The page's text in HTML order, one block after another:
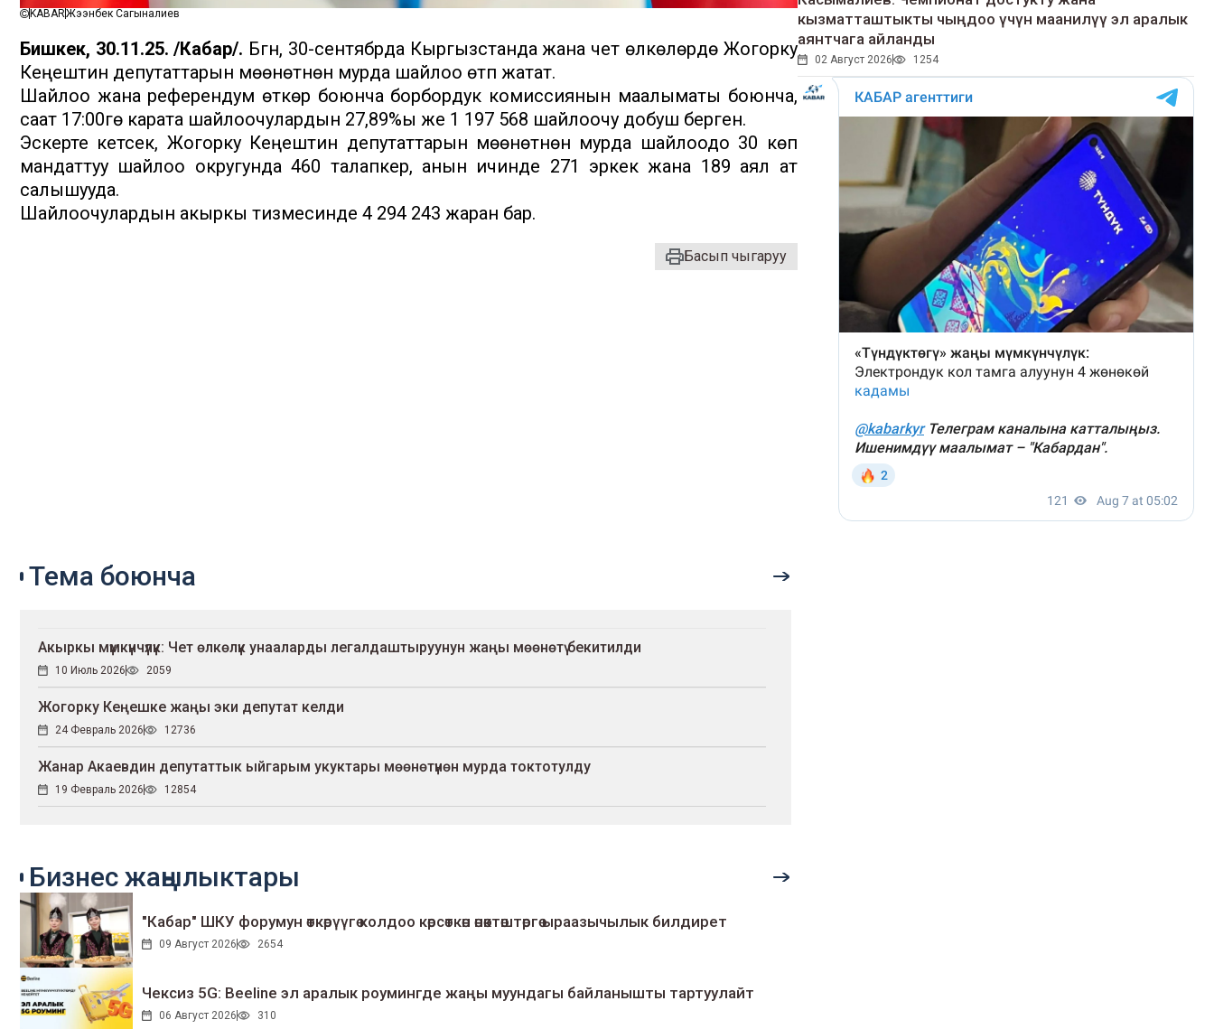
KABARЖээнбек Сагыналиев
Бишкек, 30.11.25. /Кабар/. Бүгүн, 30-сентябрда Кыргызстанда жана чет өлкөлөрдө Жогорку
Кеңештин депутаттарын мөөнөтүнөн мурда шайлоо өтүп жатат.
Шайлоо жана референдум өткөрүү боюнча борбордук комиссиянын маалыматы боюнча,
саат 17:00гө карата шайлоочулардын 27,89%ы же 1 197 568 шайлоочу добуш берген.
Эскерте кетсек, Жогорку Кеңештин депутаттарын мөөнөтүнөн мурда шайлоодо 30 көп
мандаттуу шайлоо округунда 460 талапкер, анын ичинде 271 эркек жана 189 аял ат
салышууда.
Шайлоочулардын акыркы тизмесинде 4 294 243 жаран бар.
Басып чыгаруу
кызматташтыкты чыңдоо үчүн маанилүү эл аралык
аянтчага айланды
02 Август 2026 1254
Тема боюнча
Акыркы мүмкүнчүлүк: Чет өлкөлүк унааларды легалдаштыруунун жаңы мөөнөтү бекитилди
10 Июль 2026 2059
Жогорку Кеңешке жаңы эки депутат келди
24 Февраль 2026 12736
Жанар Акаевдин депутаттык ыйгарым укуктары мөөнөтүнөн мурда токтотулду
19 Февраль 2026 12854
Бизнес жаңылыктары
"Кабар" ШКУ форумун өткөрүүгө колдоо көрсөткөн өнөктөштөргө ыраазычылык билдирет
09 Август 2026 2654
Чексиз 5G: Beeline эл аралык роумингде жаңы муундагы байланышты тартуулайт
06 Август 2026 310